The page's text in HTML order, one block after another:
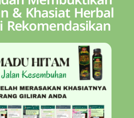
& Khasiat Herbal
Rekomendasikan